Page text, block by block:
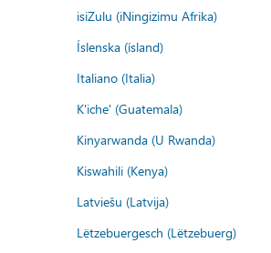
isiZulu (iNingizimu Afrika)
Íslenska (ísland)
Italiano (Italia)
K'iche' (Guatemala)
Kinyarwanda (U Rwanda)
Kiswahili (Kenya)
Latviešu (Latvija)
Lëtzebuergesch (Lëtzebuerg)